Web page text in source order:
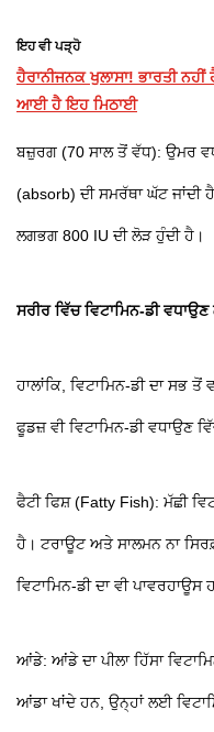
ਇਹ ਵੀ ਪੜ੍ਹੋ
ਹੈਰਾਨੀਜਨਕ ਖੁਲਾਸਾ! ਭਾਰਤੀ
ਆਈ ਹੈ ਇਹ ਮਿਠਾਈ
ਬਜ਼ੁਰਗ (70 ਸਾਲ ਤੋਂ ਵੱਧ): ਉਮਰ
(absorb) ਦੀ ਸਮਰੱਥਾ ਘੱਟ ਜਾਂਦੀ
ਲਗਭਗ 800 IU ਦੀ ਲੋੜ ਹੁੰਦੀ ਹੈ।
ਸਰੀਰ ਵਿੱਚ ਵਿਟਾਮਿਨ-ਡੀ
ਹਾਲਾਂਕਿ, ਵਿਟਾਮਿਨ-ਡੀ ਦਾ ਸਭ
ਫੂਡਜ਼ ਵੀ ਵਿਟਾਮਿਨ-ਡੀ ਵਧਾਉਣ
ਫੈਟੀ ਫਿਸ਼ (Fatty Fish): ਮੱਛੀ
ਹੈ। ਟਰਾਊਟ ਅਤੇ ਸਾਲਮਨ ਨਾ
ਵਿਟਾਮਿਨ-ਡੀ ਦਾ ਵੀ ਪਾਵਰਹਾਊਸ
ਆਂਡੇ: ਆਂਡੇ ਦਾ ਪੀਲਾ ਹਿੱਸਾ
ਆਂਡਾ ਖਾਂਦੇ ਹਨ, ਉਨ੍ਹਾਂ ਲਈ